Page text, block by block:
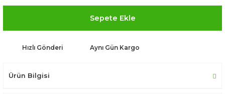
Sepete Ekle
Hızlı Gönderi Aynı Gün Kargo
Ürün Bilgisi